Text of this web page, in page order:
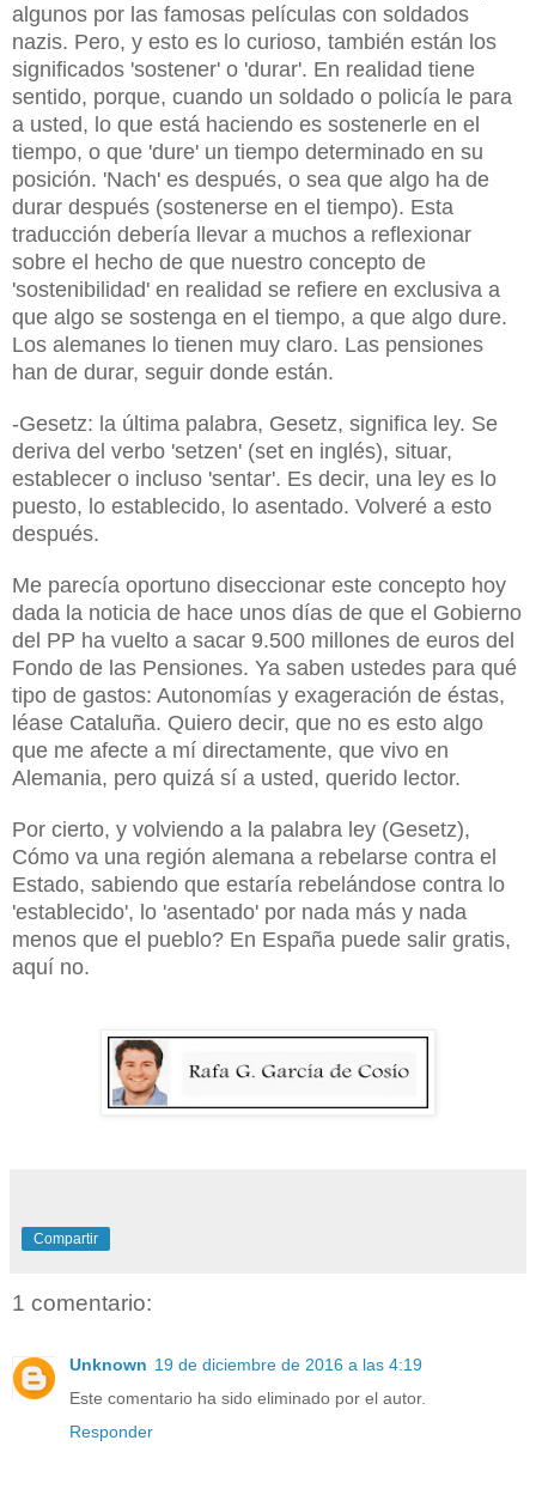
algunos por las famosas películas con soldados
nazis. Pero, y esto es lo curioso, también están los
significados 'sostener' o 'durar'. En realidad tiene
sentido, porque, cuando un soldado o policía le para
a usted, lo que está haciendo es sostenerle en el
tiempo, o que 'dure' un tiempo determinado en su
posición. 'Nach' es después, o sea que algo ha de
durar después (sostenerse en el tiempo). Esta
traducción debería llevar a muchos a reflexionar
sobre el hecho de que nuestro concepto de
'sostenibilidad' en realidad se refiere en exclusiva a
que algo se sostenga en el tiempo, a que algo dure.
Los alemanes lo tienen muy claro. Las pensiones
han de durar, seguir donde están.
-Gesetz: la última palabra, Gesetz, significa ley. Se
deriva del verbo 'setzen' (set en inglés), situar,
establecer o incluso 'sentar'. Es decir, una ley es lo
puesto, lo establecido, lo asentado. Volveré a esto
después.
Me parecía oportuno diseccionar este concepto hoy
dada la noticia de hace unos días de que el Gobierno
del PP ha vuelto a sacar 9.500 millones de euros del
Fondo de las Pensiones. Ya saben ustedes para qué
tipo de gastos: Autonomías y exageración de éstas,
léase Cataluña. Quiero decir, que no es esto algo
que me afecte a mí directamente, que vivo en
Alemania, pero quizá sí a usted, querido lector.
Por cierto, y volviendo a la palabra ley (Gesetz),
Cómo va una región alemana a rebelarse contra el
Estado, sabiendo que estaría rebelándose contra lo
'establecido', lo 'asentado' por nada más y nada
menos que el pueblo? En España puede salir gratis,
aquí no.
Compartir
1 comentario:
Unknown 19 de diciembre de 2016 a las 4:19
Este comentario ha sido eliminado por el autor.
Responder